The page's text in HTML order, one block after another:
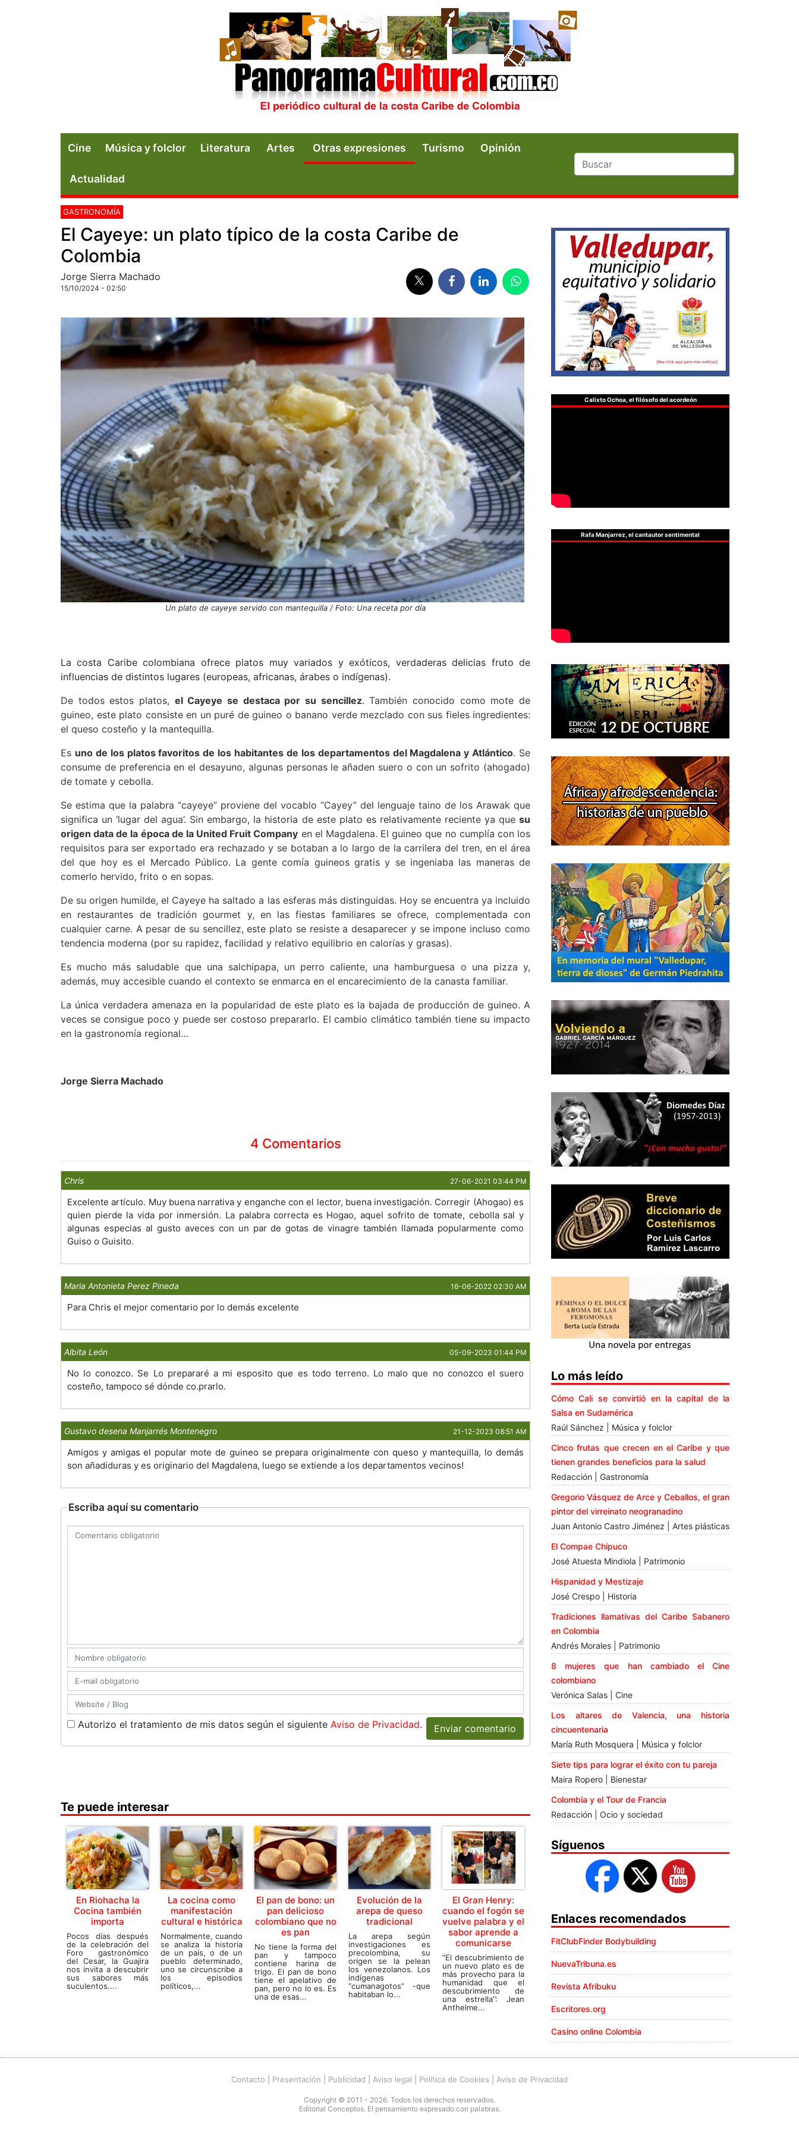
Cine Música y folclor Literatura Artes Otras expresiones Turismo Opinión
Actualidad
GASTRONOMÍA
El Cayeye: un plato típico de la costa Caribe de
Colombia
Jorge Sierra Machado
15/10/2024 - 02:50
Un plato de cayeye servido con mantequilla / Foto: Una receta por día
La costa Caribe colombiana ofrece platos muy variados y exóticos, verdaderas delicias fruto de
influencias de distintos lugares (europeas, africanas, árabes o indígenas).
De todos estos platos, el Cayeye se destaca por su sencillez. También conocido como mote de
guineo, este plato consiste en un puré de guineo o banano verde mezclado con sus fieles ingredientes:
el queso costeño y la mantequilla.
Es uno de los platos favoritos de los habitantes de los departamentos del Magdalena y Atlántico. Se
consume de preferencia en el desayuno, algunas personas le añaden suero o con un sofrito (ahogado)
de tomate y cebolla.
Se estima que la palabra “cayeye” proviene del vocablo “Cayey” del lenguaje taino de los Arawak que
significa un ‘lugar del agua’. Sin embargo, la historia de este plato es relativamente reciente ya que su
origen data de la época de la United Fruit Company en el Magdalena. El guineo que no cumplía con los
requisitos para ser exportado era rechazado y se botaban a lo largo de la carrilera del tren, en el área
del que hoy es el Mercado Público. La gente comía guineos gratis y se ingeniaba las maneras de
comerlo hervido, frito o en sopas.
De su origen humilde, el Cayeye ha saltado a las esferas más distinguidas. Hoy se encuentra ya incluido
en restaurantes de tradición gourmet y, en las fiestas familiares se ofrece, complementada con
cualquier carne. A pesar de su sencillez, este plato se resiste a desaparecer y se impone incluso como
tendencia moderna (por su rapidez, facilidad y relativo equilibrio en calorías y grasas).
Es mucho más saludable que una salchipapa, un perro caliente, una hamburguesa o una pizza y,
además, muy accesible cuando el contexto se enmarca en el encarecimiento de la canasta familiar.
La única verdadera amenaza en la popularidad de este plato es la bajada de producción de guineo. A
veces se consigue poco y puede ser costoso prepararlo. El cambio climático también tiene su impacto
en la gastronomía regional…
Jorge Sierra Machado
4 Comentarios
Chris 27-06-2021 03:44 PM
Excelente artículo. Muy buena narrativa y enganche con el lector, buena investigación. Corregir (Ahogao) es
quien pierde la vida por inmersión. La palabra correcta es Hogao, aquel sofrito de tomate, cebolla sal y
algunas especias al gusto aveces con un par de gotas de vinagre también llamada popularmente como
Guiso o Guisito.
Maria Antonieta Perez Pineda 16-06-2022 02:30 AM
Para Chris el mejor comentario por lo demás excelente
Albita León 05-09-2023 01:44 PM
No lo conozco. Se Lo prepararé a mi esposito que es todo terreno. Lo malo que no conozco el suero
costeño, tampoco sé dónde co.prarlo.
Gustavo desena Manjarrés Montenegro 21-12-2023 08:51 AM
Amigos y amigas el popular mote de guineo se prepara originalmente con queso y mantequilla, lo demás
son añadiduras y es originario del Magdalena, luego se extiende a los departamentos vecinos!
Escriba aquí su comentario
Autorizo el tratamiento de mis datos según el siguiente Aviso de Privacidad. Enviar comentario
Te puede interesar
En Riohacha la
Cocina también
importa
Pocos días después
de la celebración del
Foro gastronómico
del Cesar, la Guajira
nos invita a descubrir
sus sabores más
suculentos....
La cocina como
manifestación
cultural e histórica
Normalmente, cuando
se analiza la historia
de un país, o de un
pueblo determinado,
uno se circunscribe a
los episodios
políticos,...
El pan de bono: un
pan delicioso
colombiano que no
es pan
No tiene la forma del
pan y tampoco
contiene harina de
trigo. El pan de bono
tiene el apelativo de
pan, pero no lo es. Es
una de esas...
Evolución de la
arepa de queso
tradicional
La arepa según
investigaciones es
precolombina, su
origen se la pelean
los venezolanos. Los
indígenas
“cumanagotos” -que
habitaban lo...
El Gran Henry:
cuando el fogón se
vuelve palabra y el
sabor aprende a
comunicarse
“El descubrimiento de
un nuevo plato es de
más provecho para la
humanidad que el
descubrimiento de
una estrella”: Jean
Anthelme...
Calixto Ochoa, el filósofo del acordeón
Rafa Manjarrez, el cantautor sentimental
Lo más leído
Cómo Cali se convirtió en la capital de la
Salsa en Sudamérica
Raúl Sánchez | Música y folclor
Cinco frutas que crecen en el Caribe y que
tienen grandes beneficios para la salud
Redacción | Gastronomía
Gregorio Vásquez de Arce y Ceballos, el gran
pintor del virreinato neogranadino
Juan Antonio Castro Jiménez | Artes plásticas
El Compae Chipuco
José Atuesta Mindiola | Patrimonio
Hispanidad y Mestizaje
José Crespo | Historia
Tradiciones llamativas del Caribe Sabanero
en Colombia
Andrés Morales | Patrimonio
8 mujeres que han cambiado el Cine
colombiano
Verónica Salas | Cine
Los altares de Valencia, una historia
cincuentenaria
María Ruth Mosquera | Música y folclor
Siete tips para lograr el éxito con tu pareja
Maira Ropero | Bienestar
Colombia y el Tour de Francia
Redacción | Ocio y sociedad
Síguenos
Enlaces recomendados
FitClubFinder Bodybuilding
NuevaTribuna.es
Revista Afribuku
Escritores.org
Casino online Colombia
Contacto Presentación Publicidad Aviso legal Política de Cookies Aviso de Privacidad
Copyright © 2011 - 2026. Todos los derechos reservados.
Editorial Conceptos. El pensamiento expresado con palabras.